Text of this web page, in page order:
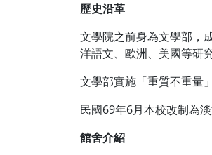
歷史沿革
文學院之前身為文學部，
洋語文、歐洲、美國等研
文學部實施「重質不重量
民國69年6月本校改制為
館舍介紹